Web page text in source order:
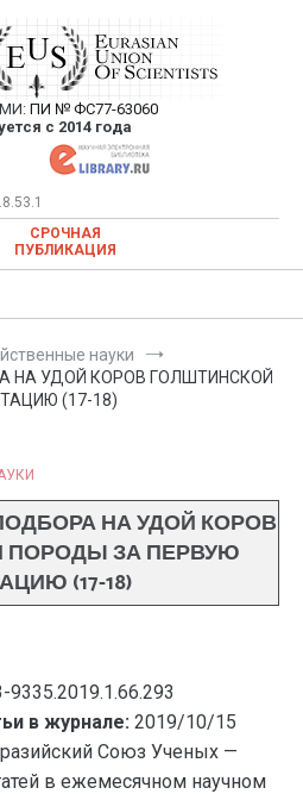
Союз Ученых —
статей в
научном журнале
ПИ № ФС77-63060
с 2014 года
— публикация научных статей в
научном журнале
СРОЧНАЯ
ПУБЛИКАЦИЯ
науки
НА УДОЙ КОРОВ ГОЛШТИНСКОЙ
(17-18)
НА УДОЙ КОРОВ
ЗА ПЕРВУЮ
(17-18)
9335.2019.1.66.293
в журнале: 2019/10/15
Союз Ученых —
в ежемесячном научном